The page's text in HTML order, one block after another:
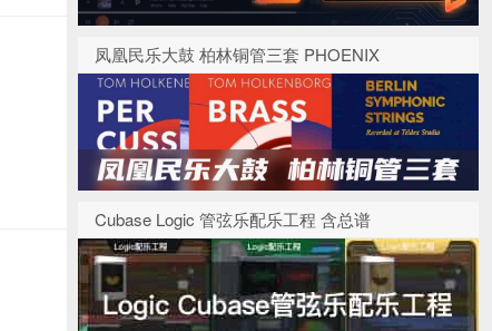
凤凰民乐大鼓 柏林铜管三套 PHOENIX
Cubase Logic 管弦乐配乐工程 含总谱